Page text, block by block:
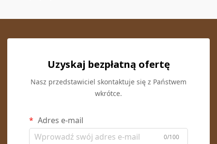
Uzyskaj bezpłatną ofertę
Nasz przedstawiciel skontaktuje się z Państwem
wkrótce.
Adres e-mail
0/100